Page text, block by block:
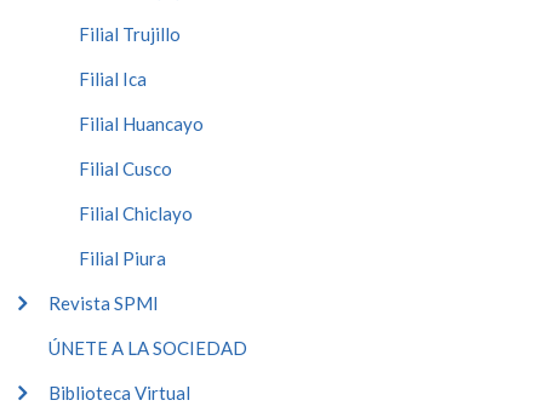
Filial Trujillo
Filial Ica
Filial Huancayo
Filial Cusco
Filial Chiclayo
Filial Piura
Revista SPMI
ÚNETE A LA SOCIEDAD
Biblioteca Virtual